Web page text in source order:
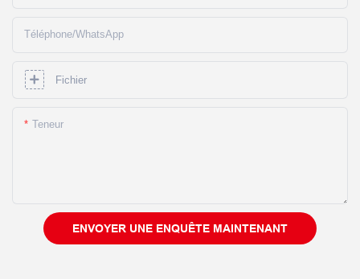
Téléphone/WhatsApp
Fichier
Teneur
ENVOYER UNE ENQUÊTE MAINTENANT